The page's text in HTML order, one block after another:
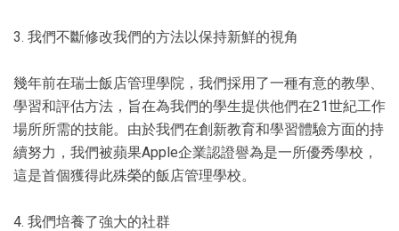
3. 我們不斷修改我們的方法以保持新鮮的視角
幾年前在瑞士飯店管理學院，我們採用了一種有意的教學、
學習和評估方法，旨在為我們的學生提供他們在21世紀工作
場所所需的技能。由於我們在創新教育和學習體驗方面的持
續努力，我們被蘋果Apple企業認證譽為是一所優秀學校，
這是首個獲得此殊榮的飯店管理學校。
4. 我們培養了強大的社群